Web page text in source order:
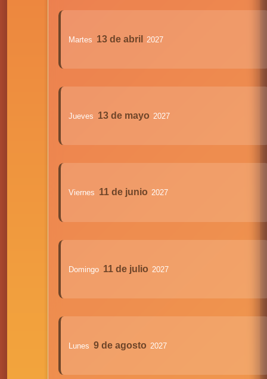
Martes 13 de abril 2027
Jueves 13 de mayo 2027
Viernes 11 de junio 2027
Domingo 11 de julio 2027
Lunes 9 de agosto 2027